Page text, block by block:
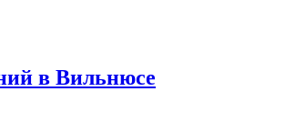
в Вильнюсе